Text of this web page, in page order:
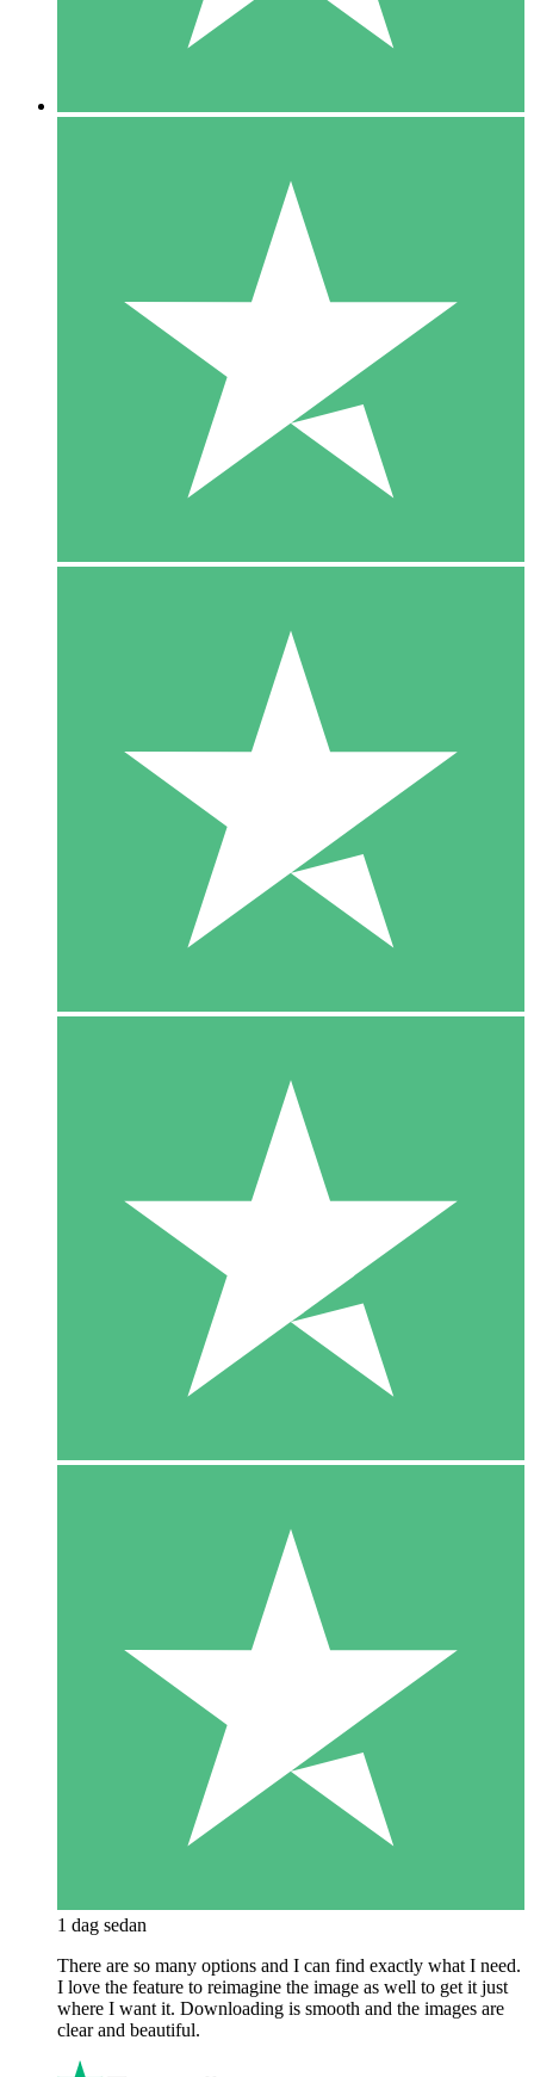
1 dag sedan
There are so many options and I can find exactly what I need.
I love the feature to reimagine the image as well to get it just
where I want it. Downloading is smooth and the images are
clear and beautiful.